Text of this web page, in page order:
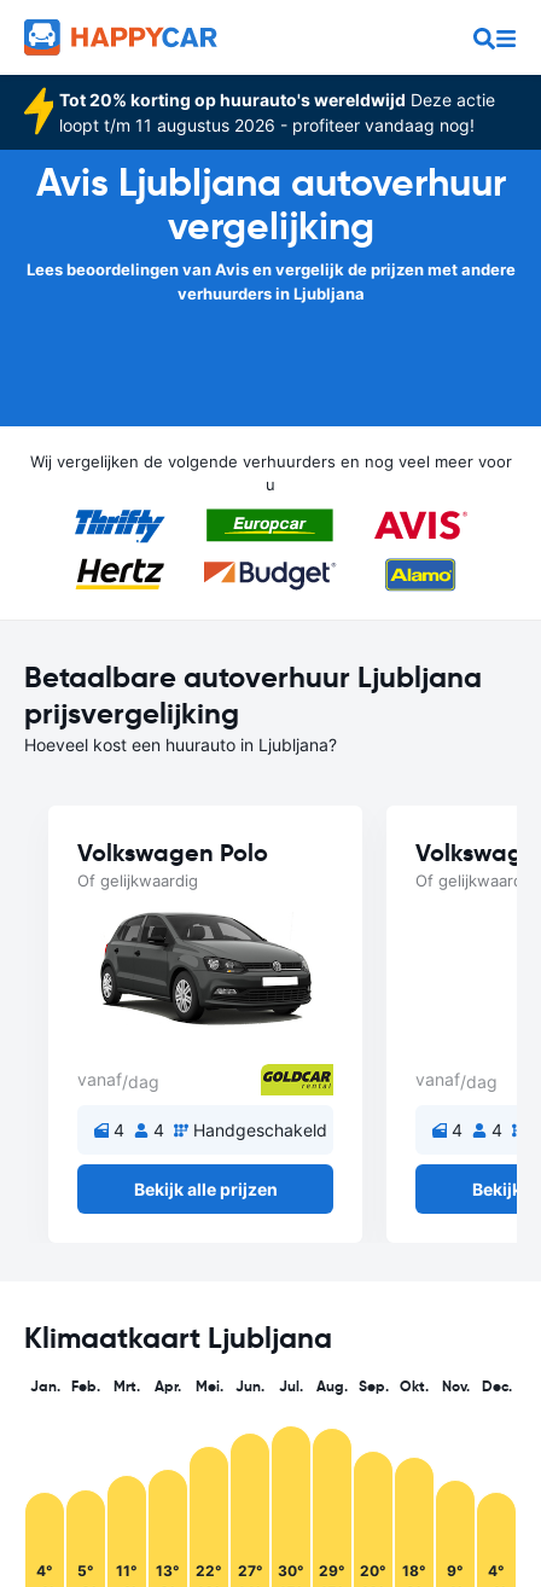
Tot 20% korting op huurauto's wereldwijd Deze actie
loopt t/m 11 augustus 2026 - profiteer vandaag nog!
Avis Ljubljana autoverhuur
vergelijking
Lees beoordelingen van Avis en vergelijk de prijzen met andere
verhuurders in Ljubljana
Wij vergelijken de volgende verhuurders en nog veel meer voor
u
Betaalbare autoverhuur Ljubljana
prijsvergelijking
Hoeveel kost een huurauto in Ljubljana?
Volkswagen Polo
Of gelijkwaardig
vanaf/dag
4 4 Handgeschakeld
Bekijk alle prijzen
Of gelijkwaardig
vanaf/dag
4 4
Bekijk
Klimaatkaart Ljubljana
Jan.
4°
Feb.
5°
Mrt.
11°
Apr.
13°
Mei.
22°
Jun.
27°
Jul.
30°
Aug.
29°
Sep.
20°
Okt.
18°
Nov.
9°
Dec.
4°